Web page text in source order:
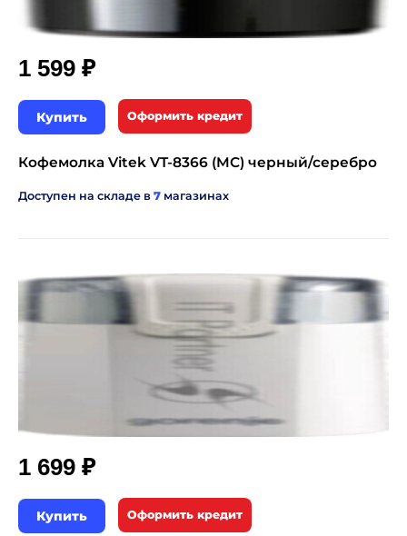
1 599 ₽
Купить Оформить кредит
Кофемолка Vitek VT-8366 (MC) черный/серебро
Доступен на складе в 7 магазинах
1 699 ₽
Купить Оформить кредит